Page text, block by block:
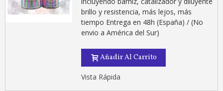
brillo y resistencia, más lejos, más
tiempo Entrega en 48h (España) / (No
envio a América del Sur)
Añadir Al Carrito
Vista Rápida